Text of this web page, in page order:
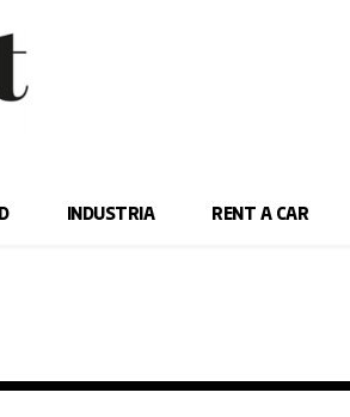
INDUSTRIA RENT A CAR